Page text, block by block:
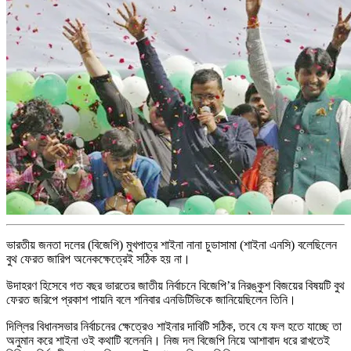
ভারতীয় জনতা দলের (বিজেপি) মুখপাত্র শাইনা নানা চুডাসামা (শাইনা এনসি) বলেছিলেন
বুথ ফেরত জারিপ অনেকক্ষেত্রেই সঠিক হয় না।
উদাহরণ হিসেবে গত বছর ভারতের জাতীয় নির্বাচনে বিজেপি’র নিরঙ্কুশ বিজয়ের বিষয়টি বুথ
ফেরত জরিপে প্রকাশ পায়নি বলে শনিবার এনডিটিভিকে জানিয়েছিলেন তিনি।
দিল্লির বিধানসভার নির্বাচনের ক্ষেত্রেও শাইনার দাবিটি সঠিক, তবে যে ফল হতে যাচ্ছে তা
অনুমান করে শাইনা ওই কথাটি বলেননি। নিজ দল বিজেপি নিয়ে আশাবাদ ধরে রাখতেই